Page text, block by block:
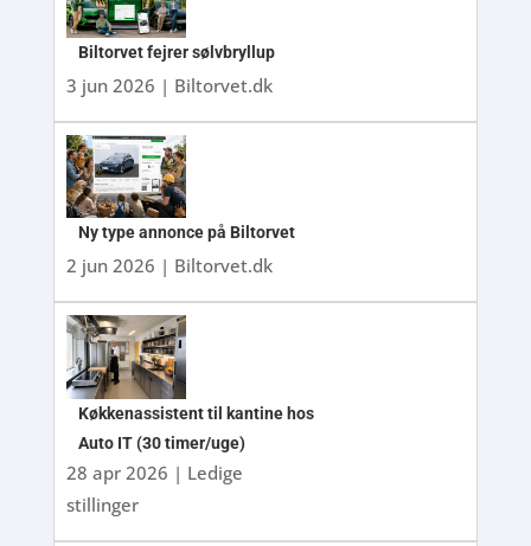
Biltorvet fejrer sølvbryllup
3 jun 2026 | Biltorvet.dk
Ny type annonce på Biltorvet
2 jun 2026 | Biltorvet.dk
Køkkenassistent til kantine hos
Auto IT (30 timer/uge)
28 apr 2026 | Ledige
stillinger